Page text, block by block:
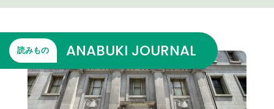
読みもの ANABUKI JOURNAL